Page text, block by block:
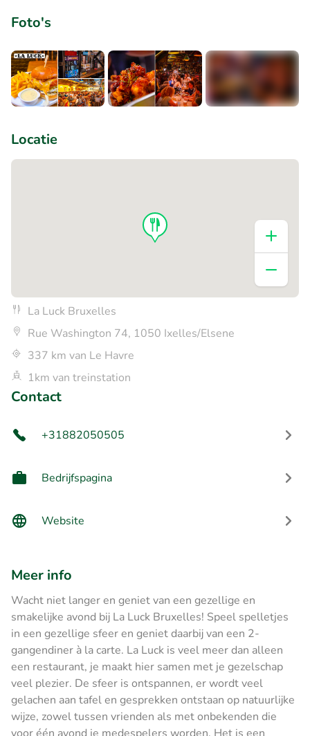
Foto's
Locatie
La Luck Bruxelles
Rue Washington 74, 1050 Ixelles/Elsene
337 km van Le Havre
1km van treinstation
Contact
+31882050505
Bedrijfspagina
Website
Meer info
Wacht niet langer en geniet van een gezellige en
smakelijke avond bij La Luck Bruxelles! Speel spelletjes
in een gezellige sfeer en geniet daarbij van een 2-
gangendiner à la carte. La Luck is veel meer dan alleen
een restaurant, je maakt hier samen met je gezelschap
veel plezier. De sfeer is ontspannen, er wordt veel
gelachen aan tafel en gesprekken ontstaan op natuurlijke
wijze, zowel tussen vrienden als met onbekenden die